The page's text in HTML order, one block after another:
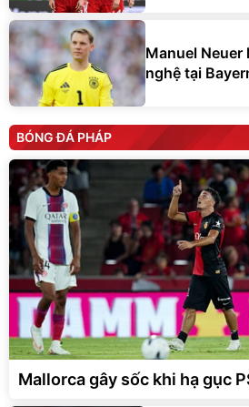
Manuel Neuer
nghệ tại
BÓNG ĐÁ PHÁP
Mallorca gây sốc khi hạ gục